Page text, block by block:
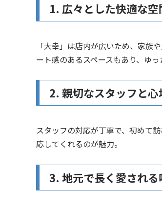
1. 広々とした快適な空
「大幸」は店内が広いため、家族
ート感のあるスペースもあり、ゆ
2. 親切なスタッフと
スタッフの対応が丁寧で、初めて
応してくれるのが魅力。
3. 地元で長く愛される